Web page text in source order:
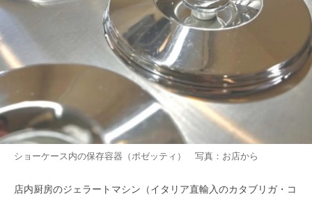
ショーケース内の保存容器（ポゼッティ） 写真：お店から
店内厨房のジェラートマシン（イタリア直輸入のカタブリガ・コ